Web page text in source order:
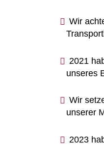
Wir
2021
unseres
Wir
unserer
2023